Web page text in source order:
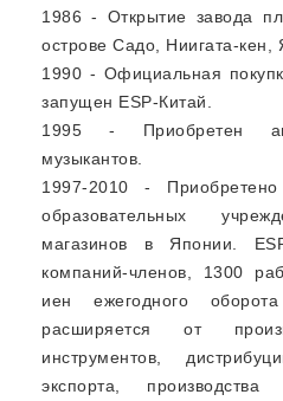
1986 - Открытие завода
острове Садо, Ниигата-кен,
1990 - Официальная
запущен ESP-Китай.
1995 - Приобретен
музыкантов.
1997-2010 -
образовательных
магазинов в Японии.
компаний-членов, 1300
иен ежегодного
расширяется от
инструментов,
экспорта,